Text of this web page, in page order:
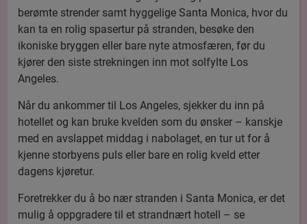
berømte strender samt hyggelige Santa Monica, hvor du
kan ta en rolig spasertur på stranden, besøke den
ikoniske bryggen eller bare nyte atmosfæren, før du
kjører den siste strekningen inn mot solfylte Los
Angeles.
Når du ankommer til Los Angeles, sjekker du inn på
hotellet og kan bruke kvelden som du ønsker – kanskje
med en avslappet middag i nabolaget, en tur ut for å
kjenne storbyens puls eller bare en rolig kveld etter
dagens kjøretur.
Foretrekker du å bo nær stranden i Santa Monica, er det
mulig å oppgradere til et strandnært hotell – se